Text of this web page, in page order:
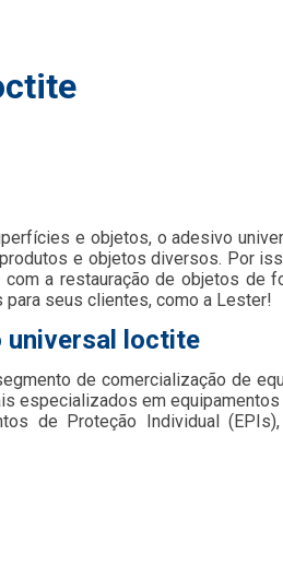
e objetos, o adesivo
e objetos diversos. Por
a restauração de objetos de
seus clientes, como a Lester!
universal loctite
de comercialização de
especializados em equipamentos
de Proteção Individual